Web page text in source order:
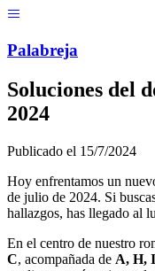
Palabreja
Soluciones del
2024
Publicado el 15/7/2024
Hoy enfrentamos un
de julio de 2024. Si
hallazgos, has llegado al
En el centro de nuestro
C, acompañada de A, H,